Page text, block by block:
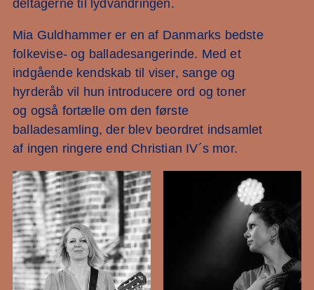
deltagerne til lydvandringen.
Mia Guldhammer er en af Danmarks bedste
folkevise- og balladesangerinde. Med et
indgående kendskab til viser, sange og
hyrderåb vil hun introducere ord og toner
og også fortælle om den første
balladesamling, der blev beordret indsamlet
af ingen ringere end Christian IV´s mor.